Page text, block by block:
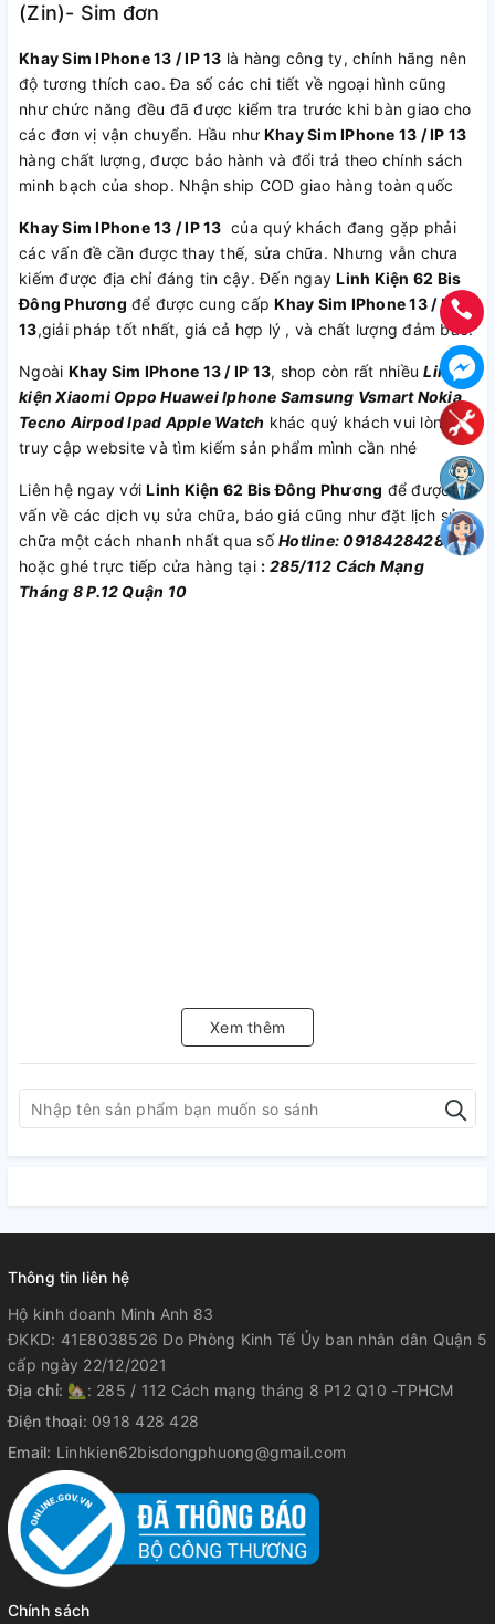
(Zin)- Sim đơn
Khay Sim IPhone 13 / IP 13 là hàng công ty, chính hãng nên
độ tương thích cao. Đa số các chi tiết về ngoại hình cũng
như chức năng đều đã được kiểm tra trước khi bàn giao cho
các đơn vị vận chuyển. Hầu như Khay Sim IPhone 13 / IP 13
hàng chất lượng, được bảo hành và đổi trả theo chính sách
minh bạch của shop. Nhận ship COD giao hàng toàn quốc
Khay Sim IPhone 13 / IP 13 của quý khách đang gặp phải
các vấn đề cần được thay thế, sửa chữa. Nhưng vẫn chưa
kiếm được địa chỉ đáng tin cậy. Đến ngayLinh Kiện 62 Bis
Đông Phương để được cung cấpKhay Sim IPhone 13 / IP
13,giải pháp tốt nhất, giá cả hợp lý , và chất lượng đảm bảo.
Ngoài Khay Sim IPhone 13 / IP 13, shop còn rất nhiềuLinh
kiệnXiaomi Oppo HuaweiIphone Samsung Vsmart Nokia
Tecno AirpodIpad Apple Watch khác quý khách vui lòng
truy cập website và tìm kiếm sản phẩm mình cần nhé
Liên hệ ngay vớiLinh Kiện 62 Bis Đông Phương để được tư
vấn về các dịch vụ sửa chữa, báo giá cũng như đặt lịch sửa
chữa một cách nhanh nhất qua sốHotline: 0918428428
hoặc ghé trực tiếp cửa hàng tại : 285/112 Cách Mạng
Tháng 8 P.12 Quận 10
Xem thêm
Thông tin liên hệ
Hộ kinh doanh Minh Anh 83
ĐKKD: 41E8038526 Do Phòng Kinh Tế Ủy ban nhân dân Quận 5
cấp ngày 22/12/2021
Địa chỉ: 🏡: 285 / 112 Cách mạng tháng 8 P12 Q10 -TPHCM
Điện thoại: 0918 428 428
Email: Linhkien62bisdongphuong@gmail.com
Chính sách